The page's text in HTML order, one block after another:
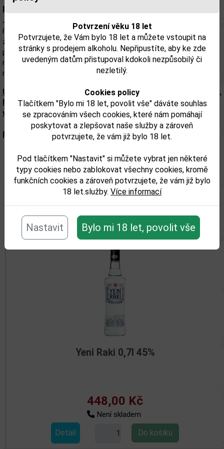
Potvrzení věku 18 let
Potvrzujete, že Vám bylo 18 let a můžete vstoupit na
stránky s prodejem alkoholu. Nepřipustíte, aby ke zde
uvedeným datům přistupoval kdokoli nezpůsobilý či
nezletilý.
Cookies policy
Tlačítkem "Bylo mi 18 let, povolit vše" dáváte souhlas
se zpracováním všech cookies, které nám pomáhají
poskytovat a zlepšovat naše služby a zároveň
potvrzujete, že vám již bylo 18 let.
Pod tlačítkem "Nastavit" si můžete vybrat jen některé
typy cookies nebo zablokovat všechny cookies, kromě
funkčních cookies a zároveň potvrzujete, že vám již bylo
18 let.služby. Více informací
Nastavit Bylo mi 18 let, povolit vše
Popis:
Jägermeister Orange je vyroben lidmi, kteří dokonale ovládají své
řemeslo. Zásadní ingrediencí jsou vyzrálé pomeranče, které
získávají od certifikovaných dodavatelů ze Sicílie. Původ sicilských
pomerančů je vysledovatelný od farmy až po láhev. A ty máš
naprostou jistotu, že piješ něco, co bylo skutečně vytvořeno s
respektem k přírodě.
Upozorňujeme, že tento produkt může obsahovat alergeny.
Přesné složení a alergeny jsou k dispozici na obalu
výrobku. Zkontrolujte prosím před konzumací.
Parametry:
Obsah alkoholu obj. %: 33
Objem obalu (L): 0,7
Související zboží
Yeni Raki 0,7l 45%
448,00 Kč
Není skladem
Detail